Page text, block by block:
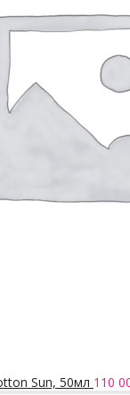
Sun, 50мл 110